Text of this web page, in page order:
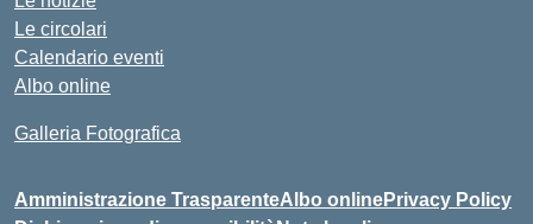
Le circolari
Calendario eventi
Albo online
Galleria Fotografica
Amministrazione TrasparenteAlbo onlinePrivacy Policy